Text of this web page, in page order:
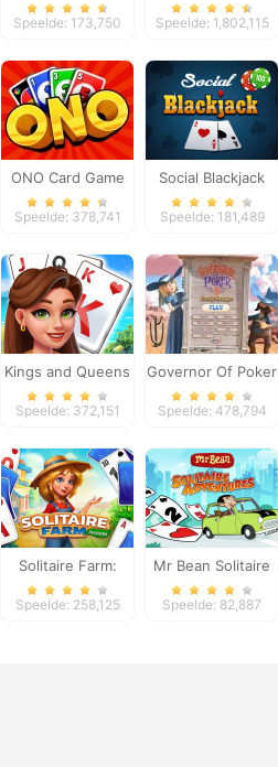
Tour
Speelde: 173,750
Dimensions
Speelde: 1,802,115
ONO Card Game
Speelde: 378,741
Social Blackjack
Speelde: 181,489
Kings and Queens
Solitaire Tripeaks
Speelde: 372,151
Governor Of Poker
2
Speelde: 478,794
Solitaire Farm:
Seasons
Speelde: 258,125
Mr Bean Solitaire
Adventures
Speelde: 82,887